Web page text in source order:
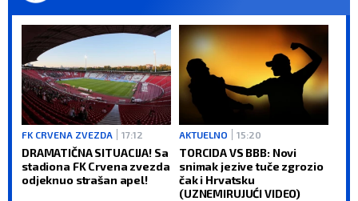
FK CRVENA ZVEZDA 17:12
DRAMATIČNA SITUACIJA! Sa
stadiona FK Crvena zvezda
odjeknuo strašan apel!
AKTUELNO 15:20
TORCIDA VS BBB: Novi
snimak jezive tuče zgrozio
čak i Hrvatsku
(UZNEMIRUJUĆI VIDEO)